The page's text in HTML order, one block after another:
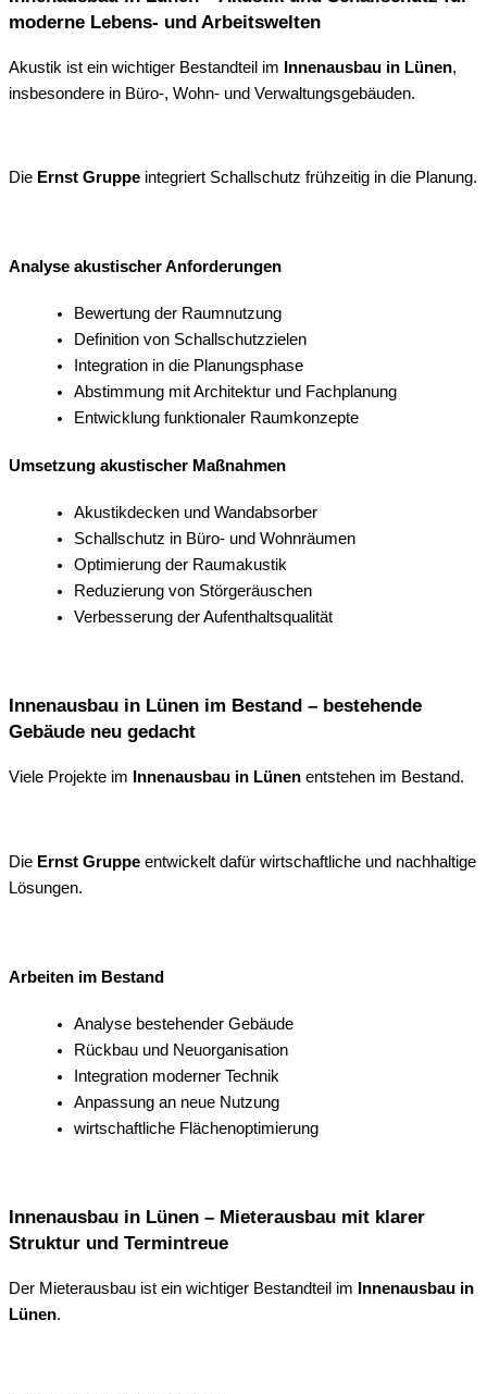
moderne Lebens- und Arbeitswelten
Akustik ist ein wichtiger Bestandteil im Innenausbau in Lünen,
insbesondere in Büro-, Wohn- und Verwaltungsgebäuden.
Die Ernst Gruppe integriert Schallschutz frühzeitig in die Planung.
Analyse akustischer Anforderungen
Bewertung der Raumnutzung
Definition von Schallschutzzielen
Integration in die Planungsphase
Abstimmung mit Architektur und Fachplanung
Entwicklung funktionaler Raumkonzepte
Umsetzung akustischer Maßnahmen
Akustikdecken und Wandabsorber
Schallschutz in Büro- und Wohnräumen
Optimierung der Raumakustik
Reduzierung von Störgeräuschen
Verbesserung der Aufenthaltsqualität
Innenausbau in Lünen im Bestand – bestehende
Gebäude neu gedacht
Viele Projekte im Innenausbau in Lünen entstehen im Bestand.
Die Ernst Gruppe entwickelt dafür wirtschaftliche und nachhaltige
Lösungen.
Arbeiten im Bestand
Analyse bestehender Gebäude
Rückbau und Neuorganisation
Integration moderner Technik
Anpassung an neue Nutzung
wirtschaftliche Flächenoptimierung
Innenausbau in Lünen – Mieterausbau mit klarer
Struktur und Termintreue
Der Mieterausbau ist ein wichtiger Bestandteil im
Innenausbau in
Lünen.